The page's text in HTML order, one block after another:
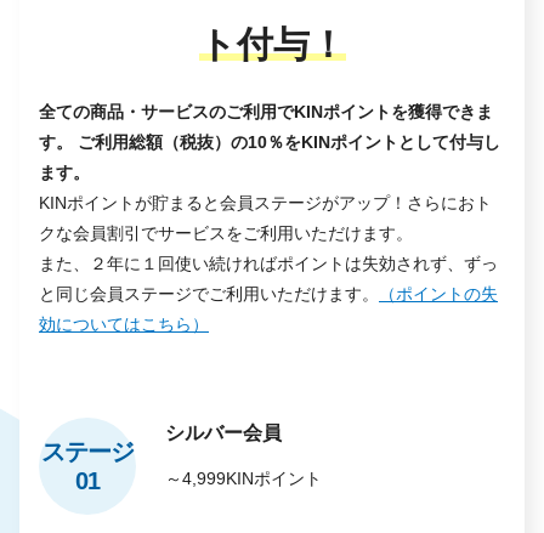
ト付与！
全ての商品・サービスのご利用でKINポイントを獲得できま
す。 ご利用総額（税抜）の10％をKINポイントとして付与し
ます。
KINポイントが貯まると会員ステージがアップ！さらにおト
クな会員割引でサービスをご利用いただけます。
また、２年に１回使い続ければポイントは失効されず、ずっ
と同じ会員ステージでご利用いただけます。
（ポイントの失
効についてはこちら）
ステージ
01
シルバー会員
～4,999KINポイント